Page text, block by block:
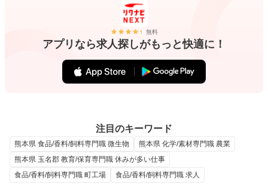
無料
アプリなら求人探しがもっと快適に！
注目のキーワード
熊本県 食品/香料/飼料専門職 微生物
熊本県 化学/素材専門職 農業
熊本県 玉名郡 教育/保育専門職 休みが多い仕事
食品/香料/飼料専門職 町工場
食品/香料/飼料専門職 求人